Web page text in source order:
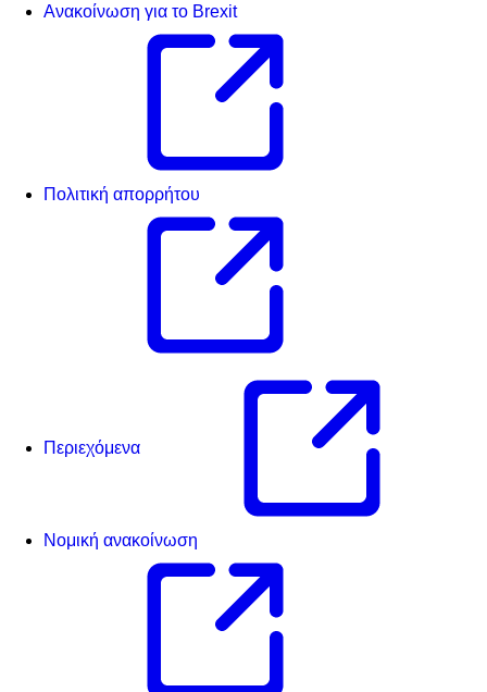
Ανακοίνωση για το Brexit
Πολιτική απορρήτου
Περιεχόμενα
Νομική ανακοίνωση